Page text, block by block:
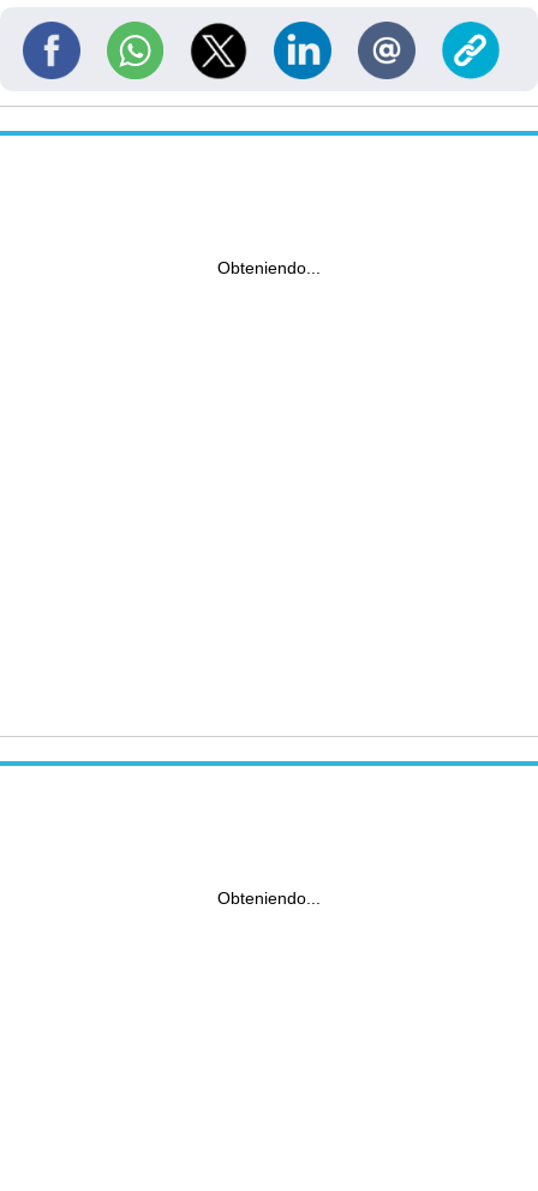
Obteniendo...
Obteniendo...